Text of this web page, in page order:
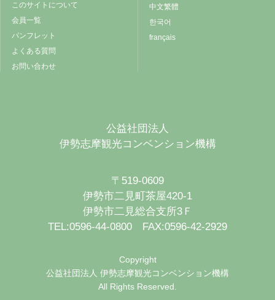
このサイトについて
会員一覧
パンフレット
よくある質問
お問い合わせ
中文繁體
한국어
français
公益社団法人
伊勢志摩観光コンベンション機構
〒519-0609
伊勢市二見町茶屋420-1
伊勢市二見総合支所3Ｆ
TEL:0596-44-0800 FAX:0596-42-2929
Copyright
公益社団法人 伊勢志摩観光コンベンション機構
All Rights Reserved.